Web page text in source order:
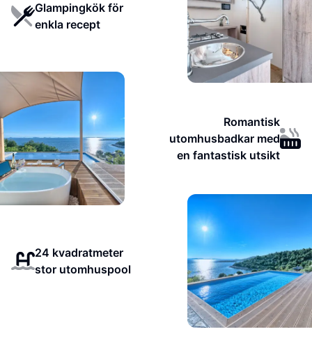
Glampingkök för
enkla recept
Romantisk
utomhusbadkar med
en fantastisk utsikt
24 kvadratmeter
stor utomhuspool